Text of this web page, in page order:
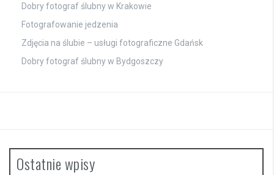
Dobry fotograf ślubny w Krakowie
Fotografowanie jedzenia
Zdjęcia na ślubie – usługi fotograficzne Gdańsk
Dobry fotograf ślubny w Bydgoszczy
Ostatnie wpisy